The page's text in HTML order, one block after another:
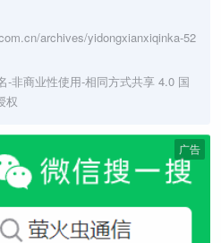
archives/yidongxianxiqinka-52
-非商业性使用-相同方式共享 4.0 国
权
广告